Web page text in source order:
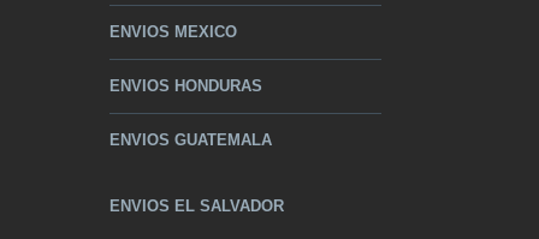
ENVIOS MEXICO
ENVIOS HONDURAS
ENVIOS GUATEMALA
ENVIOS EL SALVADOR